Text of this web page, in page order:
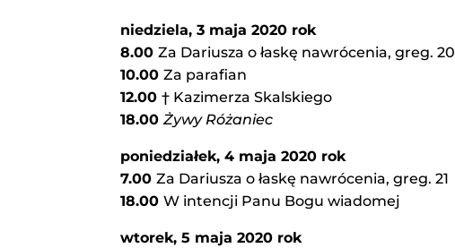
niedziela, 3 maja 2020 rok
8.00Za Dariusza o łaskę nawrócenia, greg. 20
10.00Za parafian
12.00† Kazimerza Skalskiego
18.00Żywy Różaniec
poniedziałek, 4 maja 2020 rok
7.00Za Dariusza o łaskę nawrócenia, greg. 21
18.00W intencji Panu Bogu wiadomej
wtorek, 5 maja 2020 rok